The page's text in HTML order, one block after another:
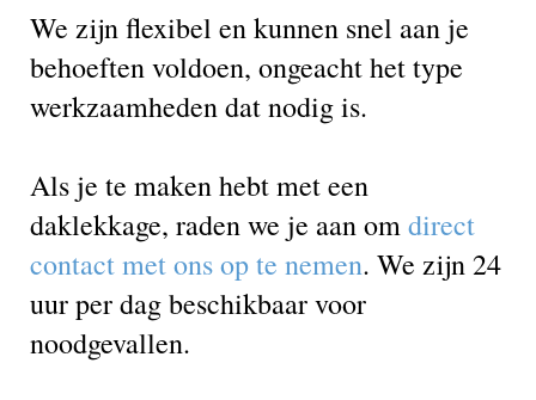
We zijn flexibel en kunnen snel aan je
behoeften voldoen, ongeacht het type
werkzaamheden dat nodig is.
Als je te maken hebt met een
daklekkage, raden we je aan omdirect
contact met ons op te nemen. We zijn 24
uur per dag beschikbaar voor
noodgevallen.